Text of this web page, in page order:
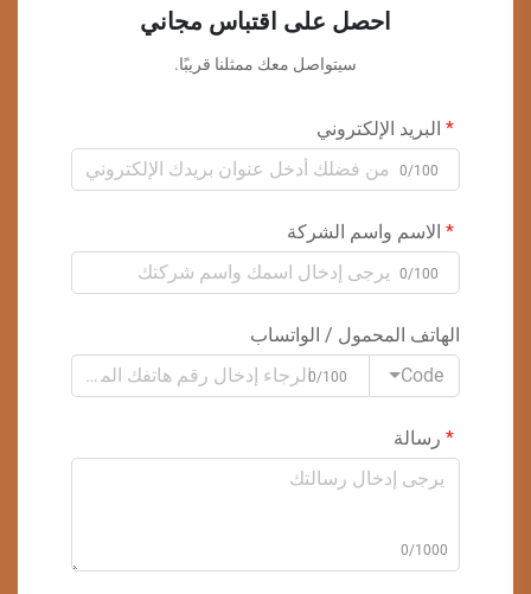
احصل على اقتباس مجاني
سيتواصل معك ممثلنا قريبًا.
البريد الإلكتروني
0/100
الاسم واسم الشركة
0/100
الهاتف المحمول / الواتساب
Code
0/100
رسالة
0/1000